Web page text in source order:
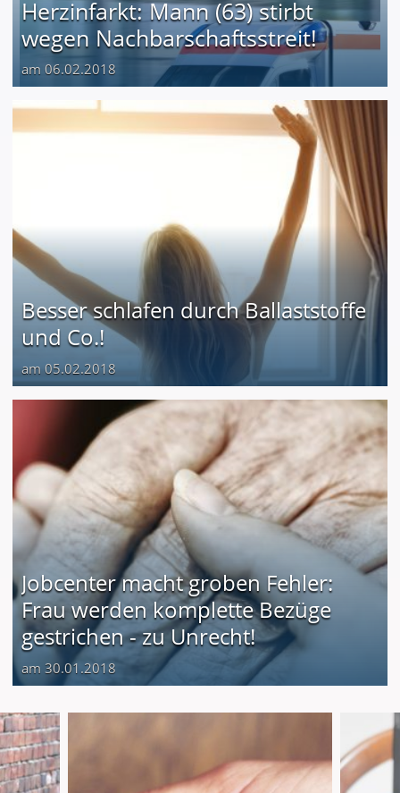
Herzinfarkt: Mann (63) stirbt
wegen Nachbarschaftsstreit!
am 06.02.2018
Besser schlafen durch Ballaststoffe
und Co.!
am 05.02.2018
Jobcenter macht groben Fehler:
Frau werden komplette Bezüge
gestrichen - zu Unrecht!
am 30.01.2018